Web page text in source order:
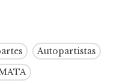
Autopartistas